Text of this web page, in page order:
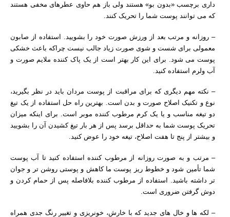
داری برچسب «بدون بو» هستند ولی باز هم حاوی عطرهای مخفی هستند
که می توانند پوست شما را تحریک کنند.
– روزانه و مرتب بعد از ورزش صورت خود را بشویید. استفاده از صابون
معمولی برای شست و شوی صورت زیاد جالب نیست چراکه باعث خشکی
پوست می شود. برای این کار بهتر است از یک پاک کننده ملایم صورت و
آب ولرم استفاده کنید.
– نکته مهم دیگری که برای مراقبت از پوست مردان باید در نظر بگیرید،
نوع و تکنیک اصلاح صورت و بدن است. بهترین راه حل استفاده از یک تیغ
دو تیغه مناسب و یا یک کرم مرطوب کننده موبر است. برای اینکه میزان
تحریک پوست شما به حداقل برسد پس از هر بار تیغ کشیدن آن را بشویید
و بیشتر از پنج تا هفت اصلاح، تیغه خود را عوض کنید.
– مرتب و به صورت روزانه از مرطوب کننده استفاده کنید تا آب پوست
شما تأمین شود و خطوط ریز پوست ما کاهش و پوستی روشن تر و جوان
تر داشته باشید. استفاده از مرطوب کننده بلافاصله پس از حمام کردن و
دوش گرفتن ضروری است.
– لکه ها و خال های جدید که با خارش، خونریزی و تغییر رنگ جدی همراه